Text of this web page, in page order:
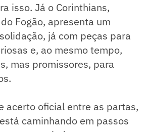
isso. Já o Corinthians,
Fogão, apresenta um
já com peças para
e, ao mesmo tempo,
mas promissores, para
acerto oficial entre as partas,
caminhando em passos